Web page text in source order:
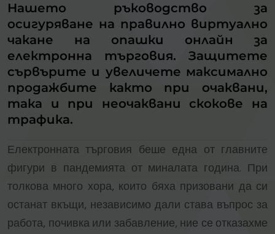
Нашето ръководство за
осигуряване на правилно виртуално
чакане на опашки онлайн за
електронна търговия. Защитете
сървърите и увеличете максимално
продажбите както при очаквани,
така и при неочаквани скокове на
трафика.
Електронната търговия беше една от главните
фигури в пандемията от миналата година. При
толкова много хора, които бяха призовани да си
останат вкъщи, независимо дали става въпрос за
работа, почивка или забавление, ние се отказахме